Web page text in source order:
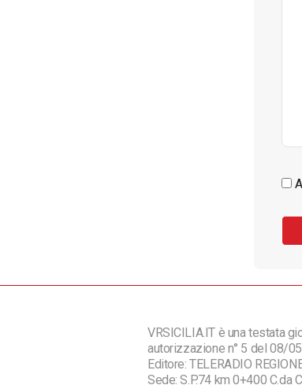
VRSICILIA.IT è una testata
autorizzazione n° 5 del 08/
Editore: TELERADIO
Sede: S.P.74 km 0+400 C.da